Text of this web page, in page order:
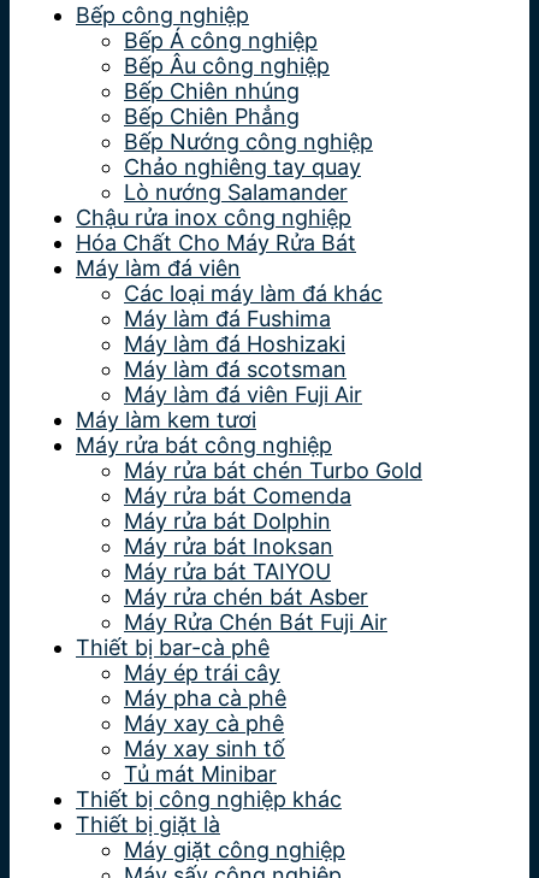
Bếp công nghiệp
Bếp Á công nghiệp
Bếp Âu công nghiệp
Bếp Chiên nhúng
Bếp Chiên Phẳng
Bếp Nướng công nghiệp
Chảo nghiêng tay quay
Lò nướng Salamander
Chậu rửa inox công nghiệp
Hóa Chất Cho Máy Rửa Bát
Máy làm đá viên
Các loại máy làm đá khác
Máy làm đá Fushima
Máy làm đá Hoshizaki
Máy làm đá scotsman
Máy làm đá viên Fuji Air
Máy làm kem tươi
Máy rửa bát công nghiệp
Máy rửa bát chén Turbo Gold
Máy rửa bát Comenda
Máy rửa bát Dolphin
Máy rửa bát Inoksan
Máy rửa bát TAIYOU
Máy rửa chén bát Asber
Máy Rửa Chén Bát Fuji Air
Thiết bị bar-cà phê
Máy ép trái cây
Máy pha cà phê
Máy xay cà phê
Máy xay sinh tố
Tủ mát Minibar
Thiết bị công nghiệp khác
Thiết bị giặt là
Máy giặt công nghiệp